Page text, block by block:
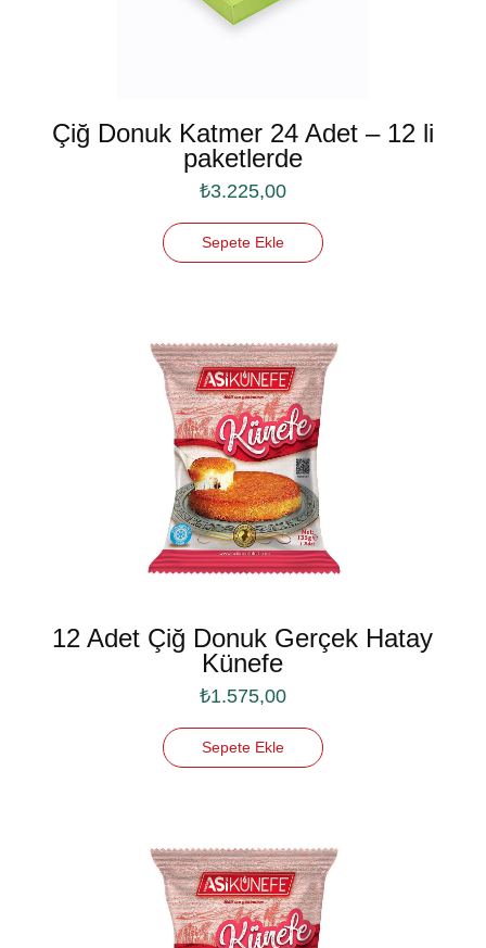
Çiğ Donuk Katmer 24 Adet – 12 li
paketlerde
₺3.225,00
Sepete Ekle
12 Adet Çiğ Donuk Gerçek Hatay
Künefe
₺1.575,00
Sepete Ekle